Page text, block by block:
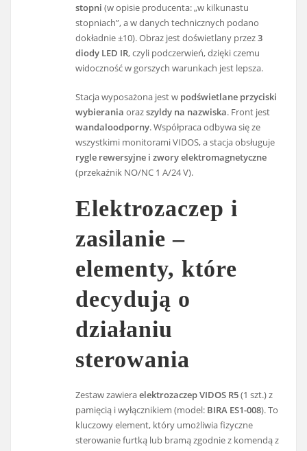
stopni (w opisie producenta: „w kilkunastu
stopniach”, a w danych technicznych podano
dokładnie ±10). Obraz jest doświetlany przez3
diody LED IR, czyli podczerwień, dzięki czemu
widoczność w gorszych warunkach jest lepsza.
Stacja wyposażona jest w podświetlane przyciski
wybierania orazszyldy na nazwiska. Front jest
wandaloodporny. Współpraca odbywa się ze
wszystkimi monitorami VIDOS, a stacja obsługuje
rygle rewersyjne i zwory elektromagnetyczne
(przekaźnik NO/NC 1 A/24 V).
Elektrozaczep i
zasilanie –
elementy, które
decydują o
działaniu
sterowania
Zestaw zawieraelektrozaczep VIDOS R5(1 szt.) z
pamięcią i wyłącznikiem (model: BIRA ES1-008). To
kluczowy element, który umożliwia fizyczne
sterowanie furtką lub bramą zgodnie z komendą z